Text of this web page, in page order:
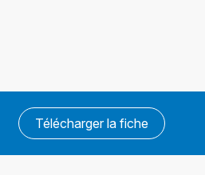
Télécharger la fiche